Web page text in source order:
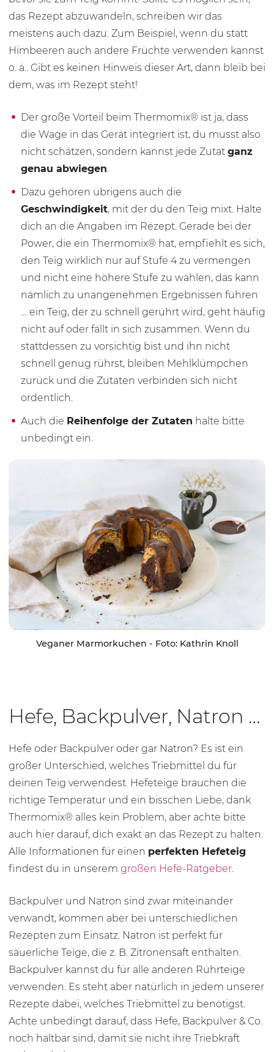
das Rezept abzuwandeln, schreiben wir das
meistens auch dazu. Zum Beispiel, wenn du statt
Himbeeren auch andere Früchte verwenden kannst
o. ä.. Gibt es keinen Hinweis dieser Art, dann bleib bei
dem, was im Rezept steht!
Der große Vorteil beim Thermomix® ist ja, dass
die Wage in das Gerät integriert ist, du musst also
nicht schätzen, sondern kannst jede Zutat ganz
genau abwiegen
Dazu gehören übrigens auch die
Geschwindigkeit, mit der du den Teig mixt. Halte
dich an die Angaben im Rezept. Gerade bei der
Power, die ein Thermomix® hat, empfiehlt es sich,
den Teig wirklich nur auf Stufe 4zu vermengen
und nicht eine höhere Stufe zu wählen, das kann
nämlich zu unangenehmen Ergebnissen führen
… ein Teig, der zu schnell gerührt wird, geht häufig
nicht auf oder fällt in sich zusammen. Wenn du
stattdessen zu vorsichtig bist und ihn nicht
schnell genug rührst, bleiben Mehlklümpchen
zurück und die Zutaten verbinden sich nicht
ordentlich.
Auch die Reihenfolge der Zutaten halte bitte
unbedingt ein.
Veganer Marmorkuchen - Foto: Kathrin Knoll
Hefe, Backpulver, Natron …
Hefe oder Backpulver oder gar Natron? Es ist ein
großer Unterschied, welches Triebmittel du für
deinen Teig verwendest. Hefeteige brauchen die
richtige Temperatur und ein bisschen Liebe, dank
Thermomix® alles kein Problem, aber achte bitte
auch hier darauf, dich exakt an das Rezept zu halten.
Alle Informationen für einen perfekten Hefeteig
findest du in unserem großen Hefe-Ratgeber.
Backpulver und Natron sind zwar miteinander
verwandt, kommen aber bei unterschiedlichen
Rezepten zum Einsatz. Natron ist perfekt für
säuerliche Teige, die z. B. Zitronensaft enthalten.
Backpulver kannst du für alle anderen Rührteige
verwenden. Es steht aber natürlich in jedem unserer
Rezepte dabei, welches Triebmittel zu benötigst.
Achte unbedingt darauf, dass Hefe, Backpulver & Co.
noch haltbar sind, damit sie nicht ihre Triebkraft